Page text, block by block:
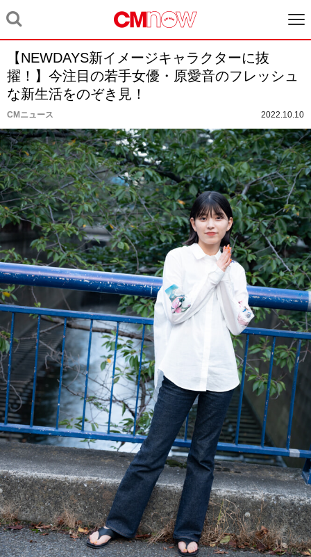
【NEWDAYS新イメージキャラクターに抜
擢！】今注目の若手女優・原愛音のフレッシュ
な新生活をのぞき見！
CMニュース 2022.10.10